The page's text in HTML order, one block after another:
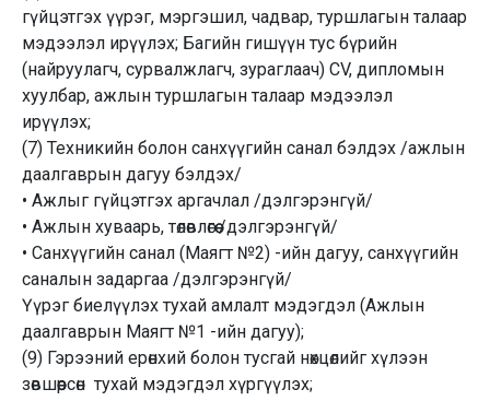
гүйцэтгэх үүрэг, мэргэшил, чадвар, туршлагын талаар
мэдээлэл ирүүлэх; Багийн гишүүн тус бүрийн
(найруулагч, сурвалжлагч, зураглаач) CV, дипломын
хуулбар, ажлын туршлагын талаар мэдээлэл
ирүүлэх;
(7) Техникийн болон санхүүгийн санал бэлдэх /ажлын
даалгаврын дагуу бэлдэх/
• Ажлыг гүйцэтгэх аргачлал /дэлгэрэнгүй/
• Ажлын хуваарь, төлөвлөгөө /дэлгэрэнгүй/
• Санхүүгийн санал (Маягт №2) -ийн дагуу, санхүүгийн
саналын задаргаа /дэлгэрэнгүй/
Үүрэг биелүүлэх тухай амлалт мэдэгдэл (Ажлын
даалгаврын Маягт №1 -ийн дагуу);
(9) Гэрээний ерөнхий болон тусгай нөхцөлийг хүлээн
зөвшөөрсөн тухай мэдэгдэл хүргүүлэх;